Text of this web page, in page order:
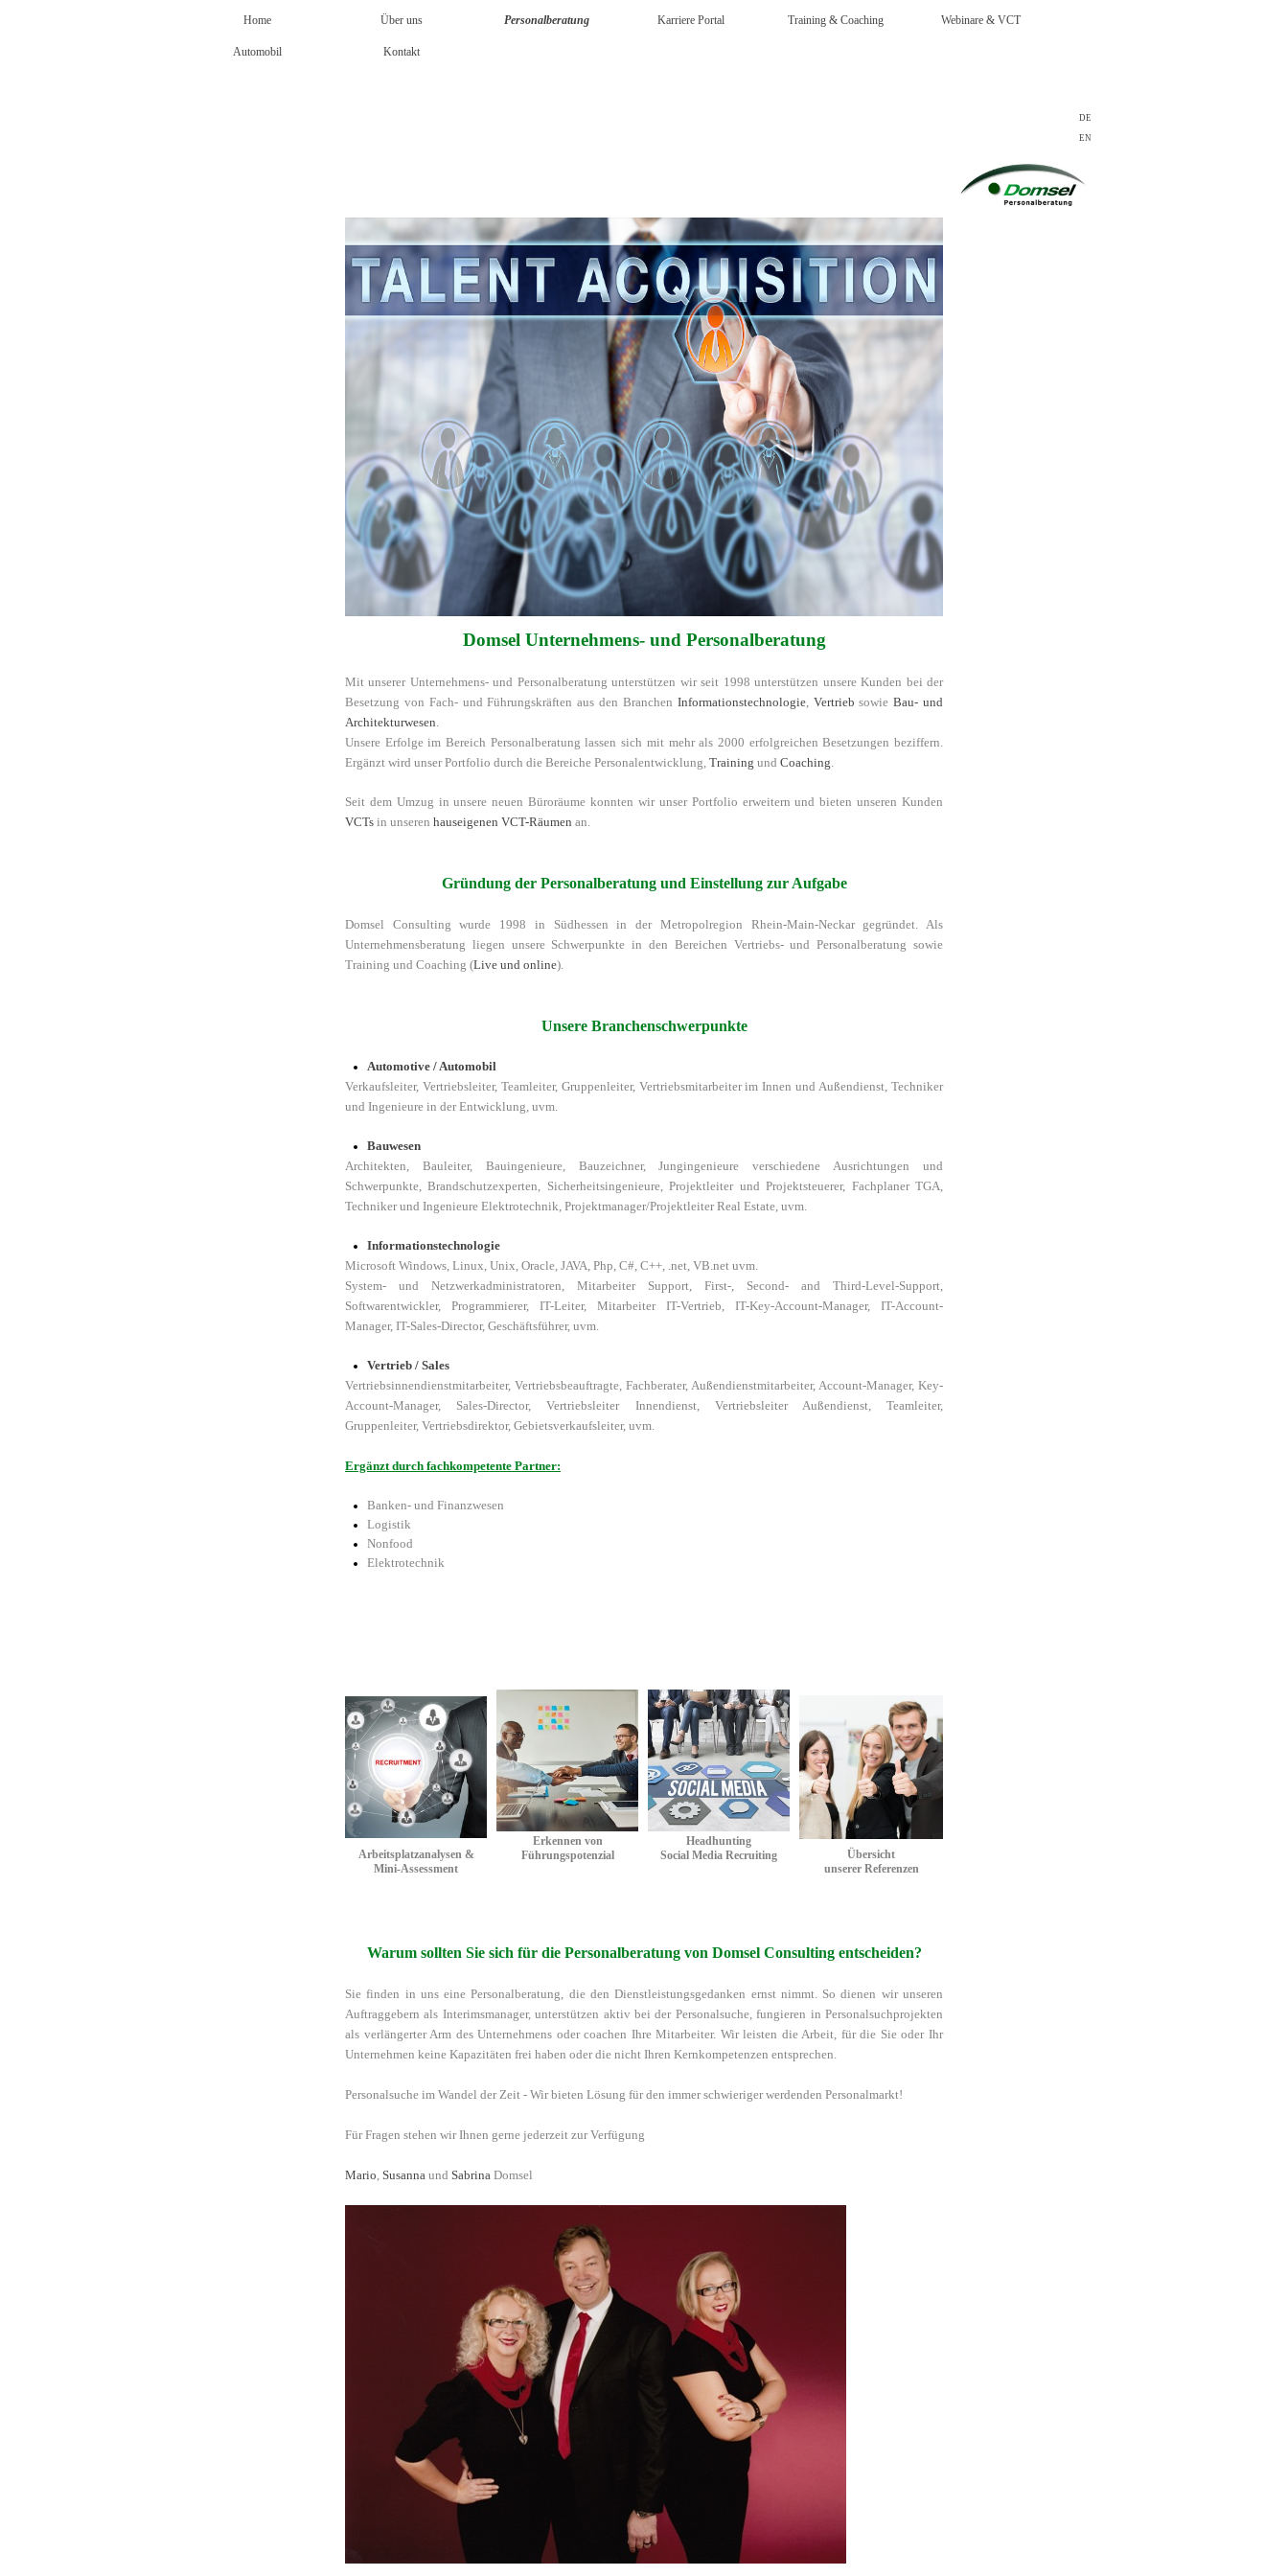
Home Über uns Personalberatung Karriere Portal Training & Coaching Webinare & VCT
Automobil Kontakt
DE
EN
Domsel Unternehmens- und Personalberatung
Mit unserer Unternehmens- und Personalberatung unterstützen wir seit 1998 unterstützen unsere Kunden bei der
Besetzung von Fach- und Führungskräften aus den Branchen Informationstechnologie, Vertrieb sowieBau- und
Architekturwesen.
Unsere Erfolge im Bereich Personalberatung lassen sich mit mehr als 2000 erfolgreichen Besetzungen beziffern.
Ergänzt wird unser Portfolio durch die Bereiche Personalentwicklung, Training und Coaching.
Seit dem Umzug in unsere neuen Büroräume konnten wir unser Portfolio erweitern und bieten unseren Kunden
VCTs in unseren hauseigenen VCT-Räumen an.
Gründung der Personalberatung und Einstellung zur Aufgabe
Domsel Consulting wurde 1998 in Südhessen in der Metropolregion Rhein-Main-Neckar gegründet. Als
Unternehmensberatung liegen unsere Schwerpunkte in den Bereichen Vertriebs- und Personalberatung sowie
Training und Coaching (Live und online).
Unsere Branchenschwerpunkte
Automotive / Automobil
Verkaufsleiter, Vertriebsleiter, Teamleiter, Gruppenleiter, Vertriebsmitarbeiter im Innen und Außendienst, Techniker
und Ingenieure in der Entwicklung, uvm.
Bauwesen
Architekten, Bauleiter, Bauingenieure, Bauzeichner, Jungingenieure verschiedene Ausrichtungen und
Schwerpunkte, Brandschutzexperten, Sicherheitsingenieure, Projektleiter und Projektsteuerer, Fachplaner TGA,
Techniker und Ingenieure Elektrotechnik, Projektmanager/Projektleiter Real Estate, uvm.
Informationstechnologie
Microsoft Windows, Linux, Unix, Oracle, JAVA, Php, C#, C++, .net, VB.net uvm.
System- und Netzwerkadministratoren, Mitarbeiter Support, First-, Second- and Third-Level-Support,
Softwarentwickler, Programmierer, IT-Leiter, Mitarbeiter IT-Vertrieb, IT-Key-Account-Manager, IT-Account-
Manager, IT-Sales-Director, Geschäftsführer, uvm.
Vertrieb / Sales
Vertriebsinnendienstmitarbeiter, Vertriebsbeauftragte, Fachberater, Außendienstmitarbeiter, Account-Manager, Key-
Account-Manager, Sales-Director, Vertriebsleiter Innendienst, Vertriebsleiter Außendienst, Teamleiter,
Gruppenleiter, Vertriebsdirektor, Gebietsverkaufsleiter, uvm.
Ergänzt durch fachkompetente Partner:
Banken- und Finanzwesen
Logistik
Nonfood
Elektrotechnik
Arbeitsplatzanalysen
und
Mini - Assessment
GO
Arbeitsplatzanalysen &
Mini-Assessment
Erkennen von
Führungspotenzial
GO
Erkennen von
Führungspotenzial
Headhunting
Social Media Recruiting
GO
Headhunting
Social Media Recruiting
Übersicht
unserer Referenzen
GO
Übersicht
unserer Referenzen
Warum sollten Sie sich für die Personalberatung von Domsel Consulting entscheiden?
Sie finden in uns eine Personalberatung, die den Dienstleistungsgedanken ernst nimmt. So dienen wir unseren
Auftraggebern als Interimsmanager, unterstützen aktiv bei der Personalsuche, fungieren in Personalsuchprojekten
als verlängerter Arm des Unternehmens oder coachen Ihre Mitarbeiter. Wir leisten die Arbeit, für die Sie oder Ihr
Unternehmen keine Kapazitäten frei haben oder die nicht Ihren Kernkompetenzen entsprechen.
Personalsuche im Wandel der Zeit - Wir bieten Lösung für den immer schwieriger werdenden Personalmarkt!
Für Fragen stehen wir Ihnen gerne jederzeit zur Verfügung
Mario, Susanna und Sabrina Domsel